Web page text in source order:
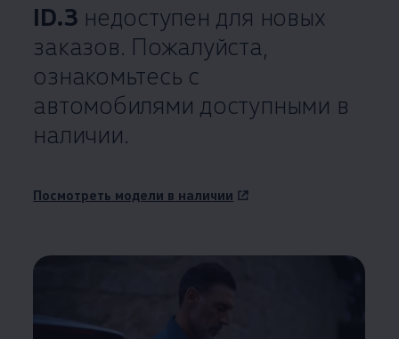
ID.3 недоступен для новых
заказов. Пожалуйста,
ознакомьтесь с
автомобилями доступными в
наличии.
Посмотреть модели в наличии